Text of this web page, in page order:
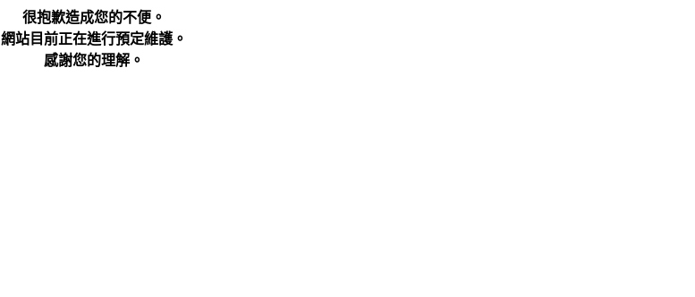
很抱歉造成您的不便。
網站目前正在進行預定維護。
感謝您的理解。